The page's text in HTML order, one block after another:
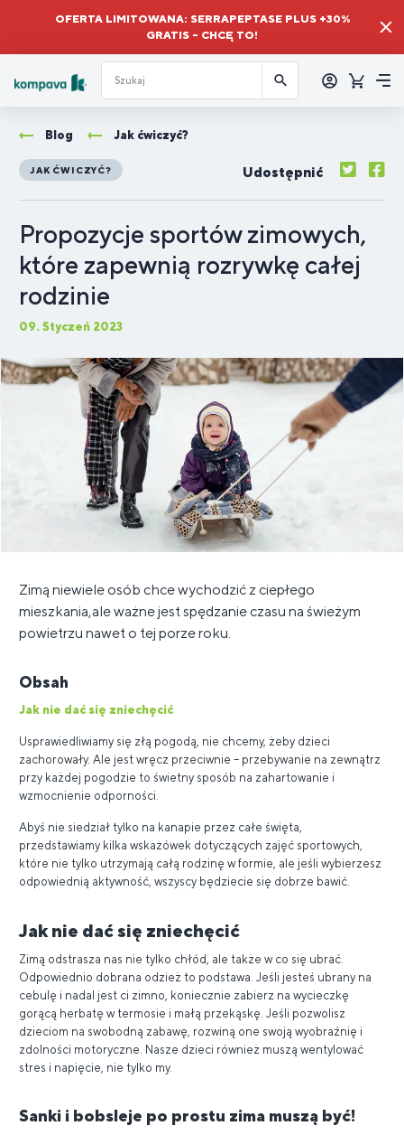
OFERTA LIMITOWANA: SERRAPEPTASE PLUS +30%
GRATIS – CHCĘ TO!
się
Koszyk
Blog Jak ćwiczyć?
JAK ĆWICZYĆ? Udostępnić
Propozycje sportów zimowych,
które zapewnią rozrywkę całej
rodzinie
09. Styczeń 2023
Zimą niewiele osób chce wychodzić z ciepłego
mieszkania,ale ważne jest spędzanie czasu na świeżym
powietrzu nawet o tej porze roku.
Obsah
Jak nie dać się zniechęcić
Usprawiedliwiamy się złą pogodą, nie chcemy, żeby dzieci
zachorowały. Ale jest wręcz przeciwnie – przebywanie na zewnątrz
przy każdej pogodzie to świetny sposób na zahartowanie i
wzmocnienie odporności.
Abyś nie siedział tylko na kanapie przez całe święta,
przedstawiamy kilka wskazówek dotyczących zajęć sportowych,
które nie tylko utrzymają całą rodzinę w formie, ale jeśli wybierzesz
odpowiednią aktywność, wszyscy będziecie się dobrze bawić.
Jak nie dać się zniechęcić
Zimą odstrasza nas nie tylko chłód, ale także w co się ubrać.
Odpowiednio dobrana odzież to podstawa. Jeśli jesteś ubrany na
cebulę i nadal jest ci zimno, koniecznie zabierz na wycieczkę
gorącą herbatę w termosie i małą przekąskę. Jeśli pozwolisz
dzieciom na swobodną zabawę, rozwiną one swoją wyobraźnię i
zdolności motoryczne. Nasze dzieci również muszą wentylować
stres i napięcie, nie tylko my.
Sanki i bobsleje po prostu zima muszą być!